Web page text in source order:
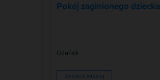
Pokój zaginionego dziecka
Gdańsk
Zobacz więcej